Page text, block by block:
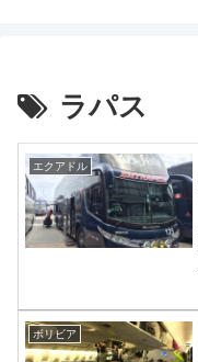
ラパス
エクアドル
ボリビア